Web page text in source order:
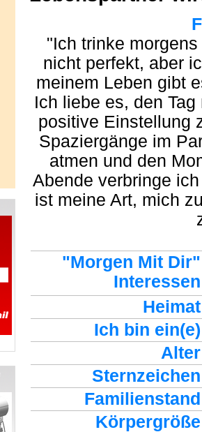
"Ich trinke
nicht perfekt, aber
meinem Leben gibt
Ich liebe es, den
positive Einstellung
Spaziergänge im
atmen und den
Abende verbringe
ist meine Art, mich
"Morgen Mit Dir"
Interessen
Heimat
Ich bin ein(e)
Alter
Sternzeichen
Familienstand
Körpergröße